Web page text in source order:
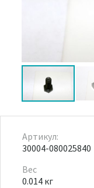
Артикул:
30004-080025840
Вес
0.014 кг